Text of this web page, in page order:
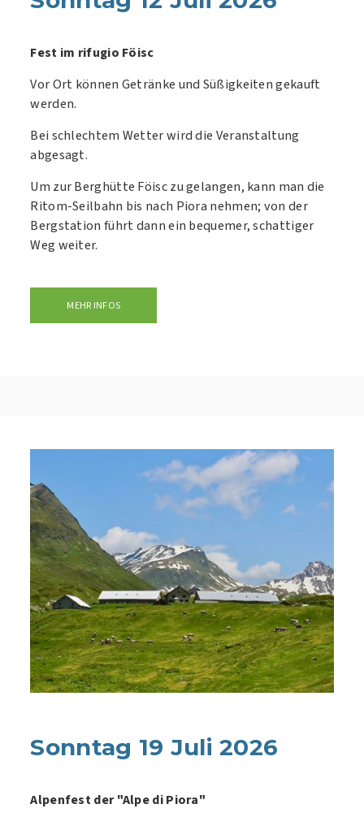
Fest im rifugio Föisc
Vor Ort können Getränke und Süßigkeiten gekauft
werden.
Bei schlechtem Wetter wird die Veranstaltung
abgesagt.
Um zur Berghütte Föisc zu gelangen, kann man die
Ritom-Seilbahn bis nach Piora nehmen; von der
Bergstation führt dann ein bequemer, schattiger
Weg weiter.
MEHR INFOS
Sonntag 19 Juli 2026
Alpenfest der "Alpe di Piora"